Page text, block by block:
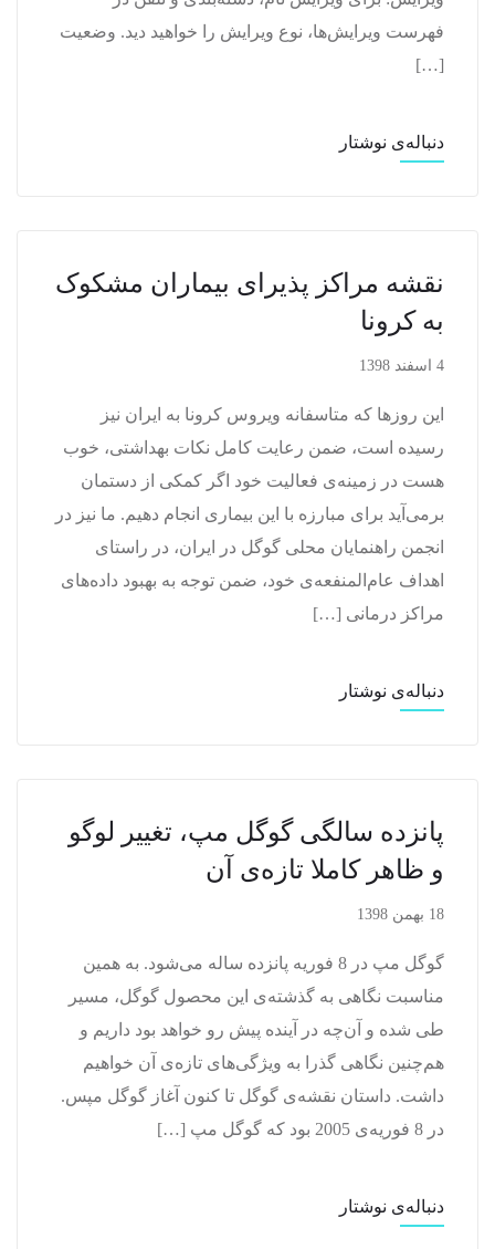
فهرست ویرایش‌ها، نوع ویرایش را خواهید دید. وضعیت
[…]
دنباله‌ی نوشتار
نقشه مراکز پذیرای بیماران مشکوک
به کرونا
4 اسفند 1398
این روزها که متاسفانه ویروس کرونا به ایران نیز
رسیده است، ضمن رعایت کامل نکات بهداشتی، خوب
هست در زمینه‌ی فعالیت خود اگر کمکی از دستمان
برمی‌آید برای مبارزه با این بیماری انجام دهیم. ما نیز در
انجمن راهنمایان محلی گوگل در ایران، در راستای
اهداف عام‌المنفعه‌ی خود، ضمن توجه به بهبود داده‌های
مراکز درمانی […]
دنباله‌ی نوشتار
پانزده سالگی گوگل مپ، تغییر لوگو
و ظاهر کاملا تازه‌ی آن
18 بهمن 1398
گوگل مپ در 8 فوریه پانزده ساله می‌شود. به همین
مناسبت نگاهی به گذشته‌ی این محصول گوگل، مسیر
طی شده و آن‌چه در آینده پیش رو خواهد بود داریم و
هم‌چنین نگاهی گذرا به ویژگی‌های تازه‌ی آن خواهیم
داشت. داستان نقشه‌ی گوگل تا کنون آغاز گوگل مپس.
در 8 فوریه‌ی 2005 بود که گوگل مپ […]
دنباله‌ی نوشتار